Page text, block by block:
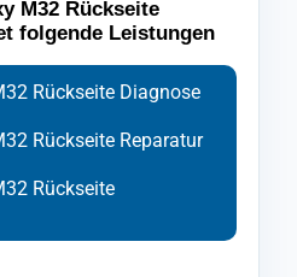
M32 Rückseite
folgende Leistungen
Rückseite Diagnose
Rückseite Reparatur
Rückseite